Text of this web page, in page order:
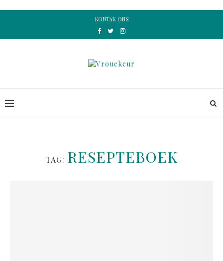
KONTAK ONS
TAG: RESEPTEBOEK